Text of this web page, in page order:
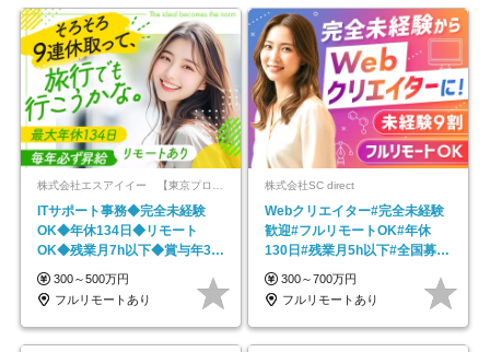
ITサポート事務◆完全未経験
OK◆年休134日◆リモート
OK◆残業月7h以下◆賞与年3回
◆5年目まで必ず昇給
300～500万円
フルリモートあり
株式会社SC direct
Webクリエイター#完全未経験
歓迎#フルリモートOK#年休
130日#残業月5h以下#全国募集
#最大1年の研修
300～700万円
フルリモートあり